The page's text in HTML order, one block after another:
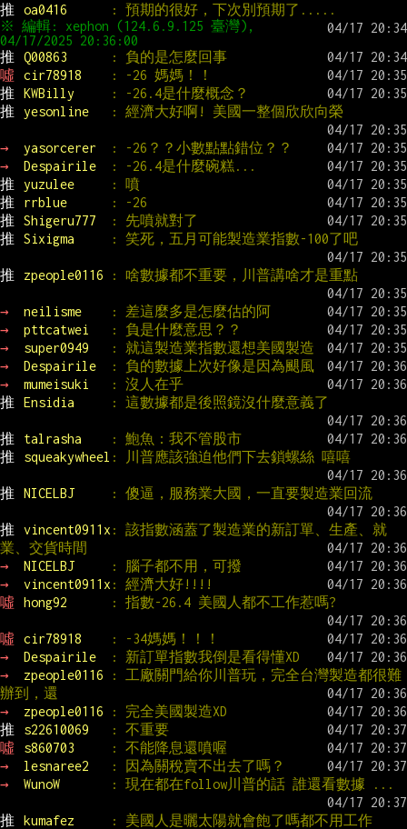
推
oa0416
: 預期的很好，下次別預期了.....
※ 編輯: xephon (124.6.9.125 臺灣),
推
Q00863
: 負的是怎麼回事
噓
cir78918
: -26 媽媽！！
推
KWBilly
: -26.4是什麼概念？
推
yesonline : 經濟大好啊! 美國一整個欣欣向榮
→ yasorcerer
: -26？？小數點點錯位？？
→
Despairile
: -26.4是什麼碗糕...
推
yuzulee
: 噴
推
rrblue
: -26
推
Shigeru777
: 先噴就對了
推
Sixigma : 笑死，五月可能製造業指數-100了吧
推 zpeople0116 : 啥數據都不重要，川普講啥才是重點
→ neilisme
: 差這麼多是怎麼估的阿
→
pttcatwei
: 負是什麼意思？？
→
super0949
: 就這製造業指數還想美國製造
→
Despairile
: 負的數據上次好像是因為颶風
→
mumeisuki
: 沒人在乎
推
Ensidia : 這數據都是後照鏡沒什麼意義了
推 talrasha
: 鮑魚：我不管股市
推
squeakywheel : 川普應該強迫他們下去鎖螺絲 嘻嘻
推 NICELBJ : 傻逼，服務業大國，一直要製造業回流
推 vincent0911x : 該指數涵蓋了製造業的新訂單、生產、就
業、交貨時間
→
NICELBJ
: 腦子都不用，可撥
→
vincent0911x : 經濟大好!!!!
噓
hong92 : 指數-26.4 美國人都不工作惹嗎?
噓 cir78918
: -34媽媽！！！
→
Despairile
: 新訂單指數我倒是看得懂XD
→
zpeople0116
: 工廠關門給你川普玩，完全台灣製造都很難
辦到，還
→
zpeople0116
: 完全美國製造XD
推
s22610069
: 不重要
噓
s860703
: 不能降息還噴喔
→
lesnaree2
: 因為關稅賣不出去了嗎？
→
WunoW : 現在都在follow川普的話 誰還看數據 ...
推 kumafez
: 美國人是曬太陽就會飽了嗎都不用工作